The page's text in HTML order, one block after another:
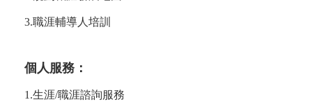
3.職涯輔導人培訓
個人服務：
1.生涯/職涯諮詢服務